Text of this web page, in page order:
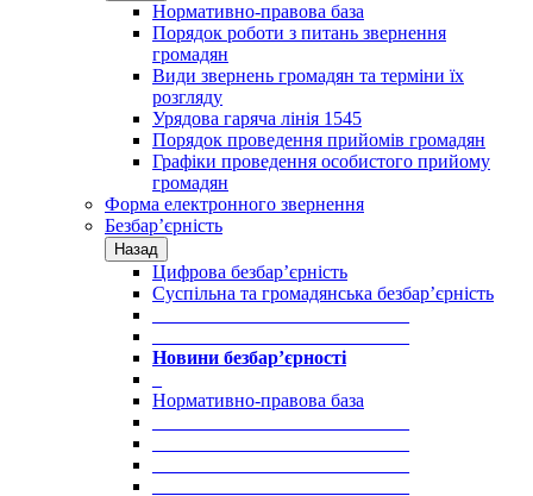
Нормативно-правова база
Порядок роботи з питань звернення
громадян
Види звернень громадян та терміни їх
розгляду
Урядова гаряча лінія 1545
Порядок проведення прийомів громадян
Графіки проведення особистого прийому
громадян
Форма електронного звернення
Безбар’єрність
Назад
Цифрова безбар’єрність
Суспільна та громадянська безбар’єрність
Новини безбар’єрності
Нормативно-правова база